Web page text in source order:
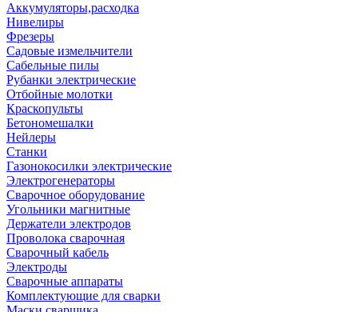
Аккумуляторы,расходка
Нивелиры
Фрезеры
Садовые измельчители
Сабельные пилы
Рубанки электрические
Отбойные молотки
Краскопульты
Бетономешалки
Нейлеры
Станки
Газонокосилки электрические
Электрогенераторы
Сварочное оборудование
Угольники магнитные
Держатели электродов
Проволока сварочная
Сварочный кабель
Электроды
Сварочные аппараты
Комплектующие для сварки